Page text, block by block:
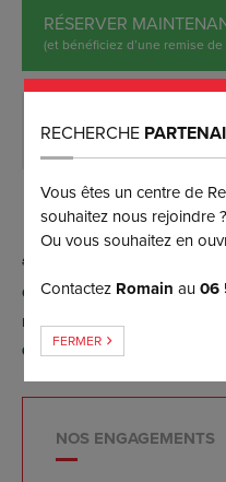
RÉSERVER
(et bénéficiez d’une remise de
DEMANDER PLUS
Conversion possible
moteur (sans aucun
d'informations.
NOS ENGAGEMENTS
RECHERCHE
Vous êtes un centre de
souhaitez nous rejoindre ?
Ou vous souhaitez en
Contactez Romain au06
FERMER